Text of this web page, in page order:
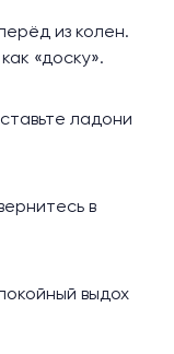
из колен.
«доску».
ладони
в
выдох